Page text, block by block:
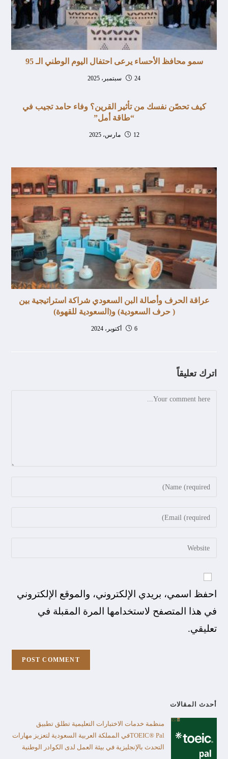
سمو محافظ الأحساء يرعى احتفال اليوم الوطني الـ 95
24 سبتمبر، 2025
كيف تحصّن نفسك من تأثير القرين؟ وفاء حامد تجيب في
“طاقة أمل”
12 مارس، 2025
عراقة الحرف وأصالة البن السعودي شراكة استراتيجية بين
( حرف السعودية) و(السعودية للقهوة)
6 أكتوبر، 2024
اترك تعليقاً
احفظ اسمي، بريدي الإلكتروني، والموقع الإلكتروني
في هذا المتصفح لاستخدامها المرة المقبلة في
تعليقي.
أحدث المقالات
منظمة خدمات الاختبارات التعليمية تطلق تطبيق
TOEIC® Palفي المملكة العربية السعودية لتعزيز مهارات
التحدث بالإنجليزية في بيئة العمل لدى الكوادر الوطنية